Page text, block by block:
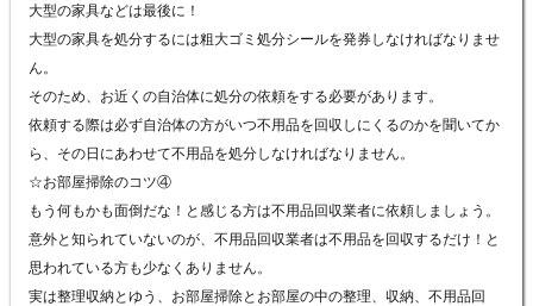
大型の家具などは最後に！
大型の家具を処分するには粗大ゴミ処分シールを発券しなければなりませ
ん。
そのため、お近くの自治体に処分の依頼をする必要があります。
依頼する際は必ず自治体の方がいつ不用品を回収しにくるのかを聞いてか
ら、その日にあわせて不用品を処分しなければなりません。
☆お部屋掃除のコツ④
もう何もかも面倒だな！と感じる方は不用品回収業者に依頼しましょう。
意外と知られていないのが、不用品回収業者は不用品を回収するだけ！と
思われている方も少なくありません。
実は整理収納とゆう、お部屋掃除とお部屋の中の整理、収納、不用品回